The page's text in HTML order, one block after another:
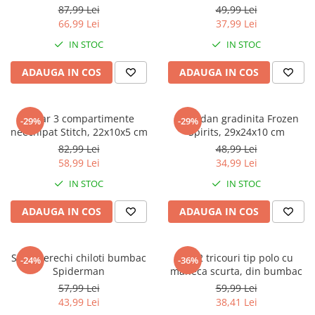
Star Wars
R-Walker
Pokemon
Baby Shark
Testoasele Ninja
Fireman Sam
Disney
Frozen Disney
Printesele Disney
Disney
Mickey Mouse Disney
Baby Shark
Pokemon
Pink Panther
Bing
Marie Cat
Skateboard
Casti protectie sport
Manusi sport
Vehicule
Casute si Locuri de joaca
Sporturi de interior
87,99 Lei
66,99 Lei
IN STOC
ADAUGA IN COS
49,99 Lei
37,99 Lei
IN STOC
ADAUGA IN COS
-29%
Penar 3 compartimente
neechipat Stitch, 22x10x5 cm
82,99 Lei
58,99 Lei
IN STOC
ADAUGA IN COS
-29%
Ghiozdan gradinita Frozen
Spirits, 29x24x10 cm
48,99 Lei
34,99 Lei
IN STOC
ADAUGA IN COS
-24%
Set 5 perechi chiloti bumbac
Spiderman
57,99 Lei
43,99 Lei
-36%
Set 2 tricouri tip polo cu
maneca scurta, din bumbac
59,99 Lei
38,41 Lei